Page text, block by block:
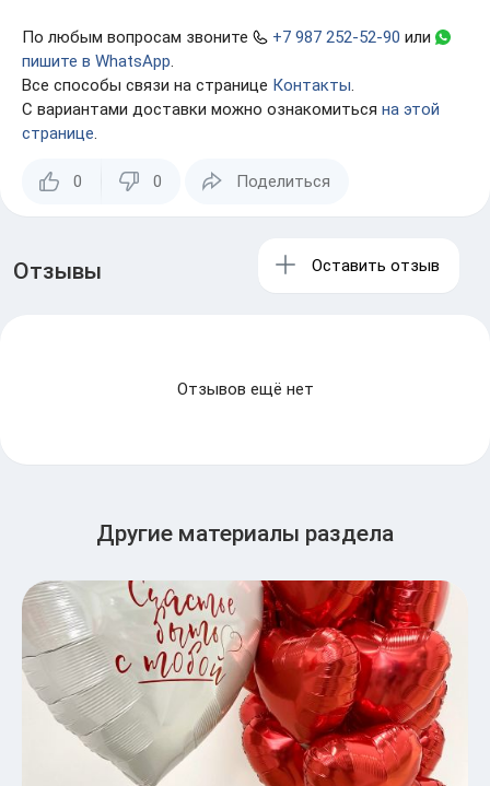
По любым вопросам звоните +7 987 252-52-90 или
пишите в WhatsApp.
Все способы связи на странице Контакты.
С вариантами доставки можно ознакомиться на этой
странице.
0 0 Поделиться
Отзывы Оставить отзыв
Отзывов ещё нет
Другие материалы раздела